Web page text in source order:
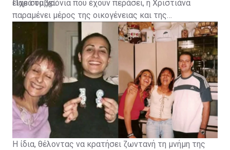
είχε συμβεί.
Παρά τα χρόνια που έχουν περάσει, η Χριστιάνα
παραμένει μέρος της οικογένειας και της
καθημερινότητας της Γεωργίας.
Η ίδια, θέλοντας να κρατήσει ζωντανή τη μνήμη της